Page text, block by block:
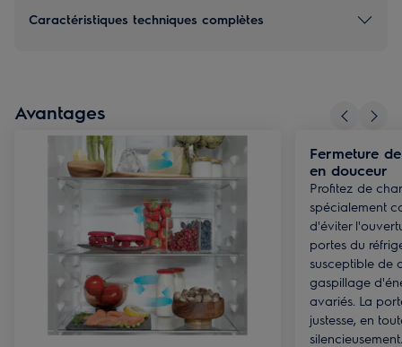
Caractéristiques techniques complètes
Avantages
Fermeture
en douceur
Profitez de
spécialement
d'éviter
portes du
susceptible de
gaspillage
avariés. La
justesse, en
silencieusement.